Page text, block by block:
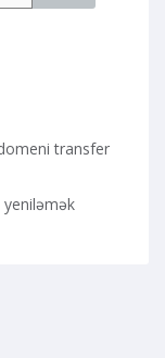
transfer
yeniləmək